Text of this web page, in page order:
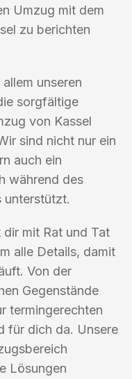
Umzug mit dem
zu berichten
unseren
sorgfältige
von Kassel
sind nicht nur ein
auch ein
während des
unterstützt.
dir mit Rat und Tat
alle Details, damit
Von der
Gegenstände
termingerechten
für dich da. Unsere
Lösungen